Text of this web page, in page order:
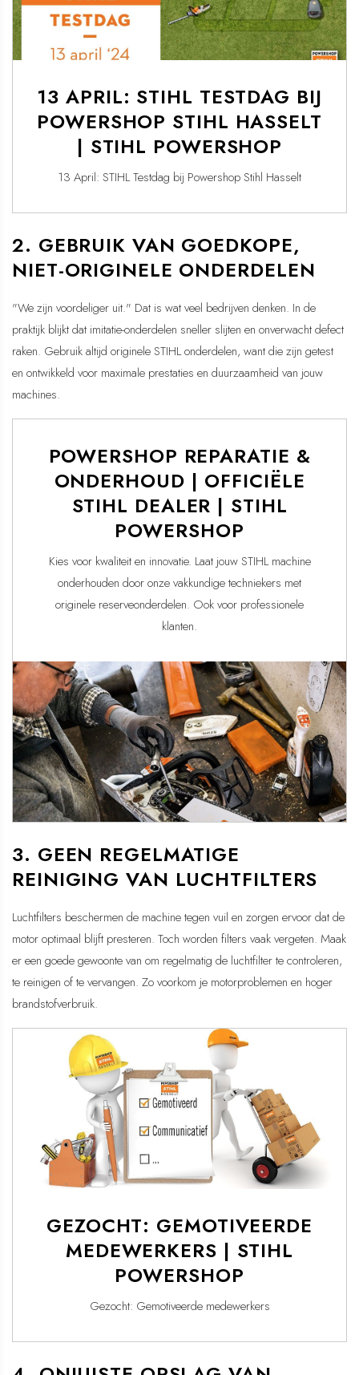
13 APRIL: STIHL TESTDAG BIJ
POWERSHOP STIHL HASSELT
| STIHL POWERSHOP
13 April: STIHL Testdag bij Powershop Stihl Hasselt
2. GEBRUIK VAN GOEDKOPE,
NIET-ORIGINELE ONDERDELEN
"We zijn voordeliger uit." Dat is wat veel bedrijven denken. In de
praktijk blijkt dat imitatie-onderdelen sneller slijten en onverwacht defect
raken. Gebruik altijd originele STIHL onderdelen, want die zijn getest
en ontwikkeld voor maximale prestaties en duurzaamheid van jouw
machines.
POWERSHOP REPARATIE &
ONDERHOUD | OFFICIËLE
STIHL DEALER | STIHL
POWERSHOP
Kies voor kwaliteit en innovatie. Laat jouw STIHL machine
onderhouden door onze vakkundige techniekers met
originele reserveonderdelen. Ook voor professionele
klanten.
3. GEEN REGELMATIGE
REINIGING VAN LUCHTFILTERS
Luchtfilters beschermen de machine tegen vuil en zorgen ervoor dat de
motor optimaal blijft presteren. Toch worden filters vaak vergeten. Maak
er een goede gewoonte van om regelmatig de luchtfilter te controleren,
te reinigen of te vervangen. Zo voorkom je motorproblemen en hoger
brandstofverbruik.
GEZOCHT: GEMOTIVEERDE
MEDEWERKERS | STIHL
POWERSHOP
Gezocht: Gemotiveerde medewerkers